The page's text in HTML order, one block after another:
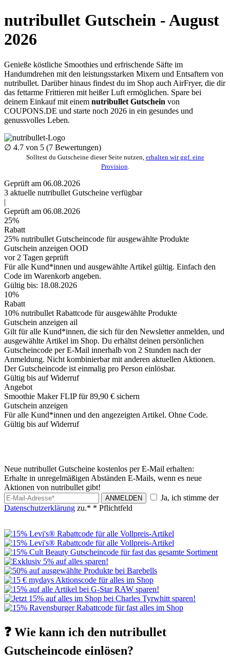
nutribullet Gutschein - August
2026
Genieße köstliche Smoothies und erfrischende Säfte im
Handumdrehen mit den leistungsstarken Mixern und Entsaftern von
nutribullet. Darüber hinaus findest du im Shop auch AirFryer, die dir
das fettarme Frittieren mit heißer Luft ermöglichen. Spare bei
deinem Einkauf mit einem nutribullet Gutschein von
COUPONS.DE und starte noch 2026 in ein gesundes und
genussvolles Leben.
∅ 4.7 von 5 (7 Bewertungen)
Solltest du Gutscheine dieser Seite nutzen, erhalten wir ggf. eine
Provision
Geprüft am 06.08.2026
3 aktuelle nutribullet Gutscheine verfügbar
|
Geprüft am 06.08.2026
25%
Rabatt
25% nutribullet Gutscheincode für ausgewählte Produkte
Gutschein anzeigen OOD
vor 2 Tagen geprüft
Für alle Kund*innen und ausgewählte Artikel gültig. Einfach den
Code im Warenkorb angeben.
Gültig bis: 18.08.2026
10%
Rabatt
10% nutribullet Rabattcode für ausgewählte Produkte
Gutschein anzeigen ail
Gilt für alle Kund*innen, die sich für den Newsletter anmelden, und
ausgewählte Artikel im Shop. Du erhältst deinen persönlichen
Gutscheincode per E-Mail innerhalb von 2 Stunden nach der
Anmeldung. Nicht kombinierbar mit anderen aktuellen Aktionen.
Der Gutscheincode ist einmalig pro Person einlösbar.
Gültig bis auf Widerruf
Angebot
Smoothie Maker FLIP für 89,90 € sichern
Gutschein anzeigen
Für alle Kund*innen und den angezeigten Artikel. Ohne Code.
Gültig bis auf Widerruf
Neue nutribullet Gutscheine kostenlos per E-Mail erhalten:
Erhalte in unregelmäßigen Abständen E-Mails, wenn es neue
Aktionen von nutribullet gibt!
ANMELDEN
Ja, ich stimme der
Datenschutzerklärung zu.* * Pflichtfeld
❓ Wie kann ich den nutribullet
Gutscheincode einlösen?